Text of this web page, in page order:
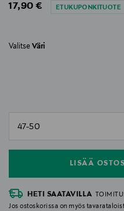
Original Price
17,90 € ETUKUPONKITUOTE
Valitse Väri
LISÄÄ
HETI SAATAVILLA
Jos ostoskorissa on myös